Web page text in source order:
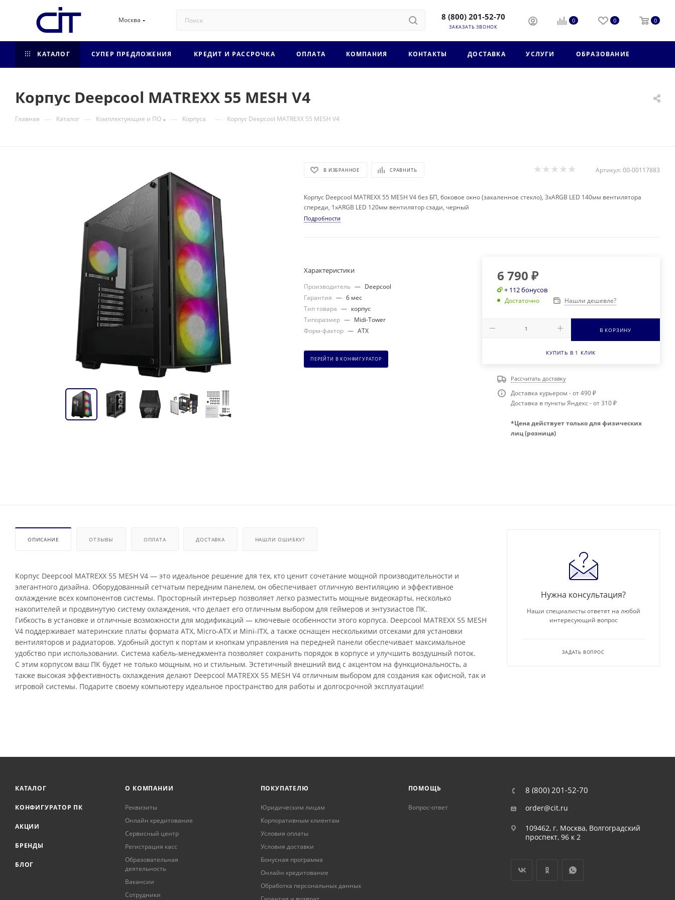
Москва 8 (800) 201-52-70
ЗАКАЗАТЬ ЗВОНОК
0 0 0
КАТАЛОГ СУПЕР ПРЕДЛОЖЕНИЯ КРЕДИТ И РАССРОЧКА ОПЛАТА КОМПАНИЯ КОНТАКТЫ ДОСТАВКА УСЛУГИ ОБРАЗОВАНИЕ
Корпус Deepcool MATREXX 55 MESH V4
Главная — Каталог — Комплектующие и ПО — Корпуса — Корпус Deepcool MATREXX 55 MESH V4
В ИЗБРАННОЕ СРАВНИТЬ Артикул: 00-00117883
Корпус Deepcool MATREXX 55 MESH V4 без БП, боковое окно (закаленное стекло), 3xARGB LED 140мм вентилятора
спереди, 1xARGB LED 120мм вентилятор сзади, черный
Подробности
Характеристики
Производитель — Deepcool
Гарантия — 6 мес
Тип товара — корпус
Типоразмер — Midi-Tower
Форм-фактор — ATX
ПЕРЕЙТИ В КОНФИГУРАТОР
6 790 ₽
+ 112 бонусов
Достаточно Нашли дешевле?
В КОРЗИНУ
КУПИТЬ В 1 КЛИК
Рассчитать доставку
Доставка курьером - от 490 ₽
Доставка в пункты Яндекс - от 310 ₽
*Цена действует только для физических
лиц (розница)
ОПИСАНИЕ ОТЗЫВЫ ОПЛАТА ДОСТАВКА НАШЛИ ОШИБКУ?
Корпус Deepcool MATREXX 55 MESH V4 — это идеальное решение для тех, кто ценит сочетание мощной производительности и
элегантного дизайна. Оборудованный сетчатым передним панелем, он обеспечивает отличную вентиляцию и эффективное
охлаждение всех компонентов системы. Просторный интерьер позволяет легко разместить мощные видеокарты, несколько
накопителей и продвинутую систему охлаждения, что делает его отличным выбором для геймеров и энтузиастов ПК.
Гибкость в установке и отличные возможности для модификаций — ключевые особенности этого корпуса. Deepcool MATREXX 55 MESH
V4 поддерживает материнские платы формата ATX, Micro-ATX и Mini-ITX, а также оснащен несколькими отсеками для установки
вентиляторов и радиаторов. Удобный доступ к портам и кнопкам управления на передней панели обеспечивает максимальное
удобство при использовании. Система кабель-менеджмента позволяет сохранить порядок в корпусе и улучшить воздушный поток.
С этим корпусом ваш ПК будет не только мощным, но и стильным. Эстетичный внешний вид с акцентом на функциональность, а
также высокая эффективность охлаждения делают Deepcool MATREXX 55 MESH V4 отличным выбором для создания как офисной, так и
игровой системы. Подарите своему компьютеру идеальное пространство для работы и долгосрочной эксплуатации!
Нужна консультация?
Наши специалисты ответят на любой
интересующий вопрос
ЗАДАТЬ ВОПРОС
КАТАЛОГ
КОНФИГУРАТОР ПК
АКЦИИ
БРЕНДЫ
БЛОГ
О КОМПАНИИ
Реквизиты
Онлайн кредитование
Сервисный центр
Регистрация касс
Образовательная
деятельность
Вакансии
Сотрудники
ПОКУПАТЕЛЮ
Юридическим лицам
Корпоративным клиентам
Условия оплаты
Условия доставки
Бонусная программа
Онлайн кредитование
Обработка персональных данных
ПОМОЩЬ
Вопрос-ответ
8 (800) 201-52-70
order@cit.ru
109462, г. Москва, Волгоградский
проспект, 96 к 2